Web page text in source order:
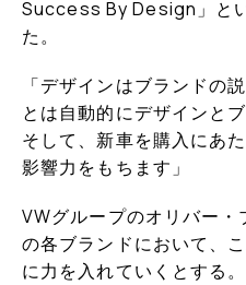
Success By Design」と
た。
「デザインはブランドの
とは自動的にデザインと
そして、新車を購入にあ
影響力をもちます」
VWグループのオリバー
の各ブランドにおいて、
に力を入れていくとする。